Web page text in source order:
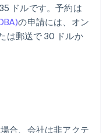
ドルです。予約は
の申請には、オン
は郵送で 30 ドルか
合、会社は非アクテ